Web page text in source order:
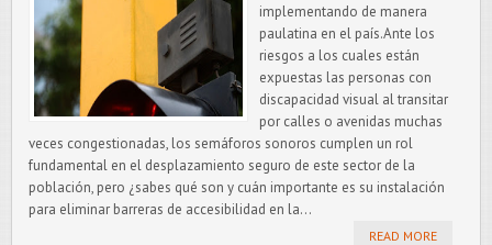
implementando de manera
paulatina en el país.Ante los
riesgos a los cuales están
expuestas las personas con
discapacidad visual al transitar
por calles o avenidas muchas
veces congestionadas, los semáforos sonoros cumplen un rol
fundamental en el desplazamiento seguro de este sector de la
población, pero ¿sabes qué son y cuán importante es su instalación
para eliminar barreras de accesibilidad en la...
READ MORE